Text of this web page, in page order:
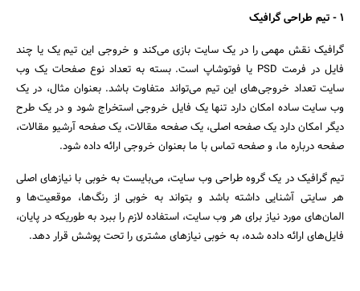
1 - تیم طراحی گرافیک
گرافیک نقش مهمی را در یک سایت بازی می‌کند و خروجی این تیم یک یا چند
فایل در فرمت PSD یا فوتوشاپ است. بسته به تعداد نوع صفحات یک وب
سایت تعداد خروجی‌های این تیم می‌تواند متفاوت باشد. بعنوان مثال، در یک
وب سایت ساده امکان دارد تنها یک فایل خروجی استخراج شود و در یک طرح
دیگر امکان دارد یک صفحه اصلی، یک صفحه مقالات، یک صفحه آرشیو مقالات،
صفحه درباره ما، و صفحه تماس با ما بعنوان خروجی ارائه داده شود.
تیم گرافیک در یک گروه طراحی وب سایت، می‌بایست به خوبی با نیاز‌های اصلی
هر سایتی آشنایی داشته باشد و بتواند به خوبی از رنگ‌ها، موقعیت‌ها و
المان‌های مورد نیاز برای هر وب سایت، استفاده لازم را ببرد به طوریکه در پایان،
فایل‌های ارائه داده شده، به خوبی نیازهای مشتری را تحت پوشش قرار دهد.